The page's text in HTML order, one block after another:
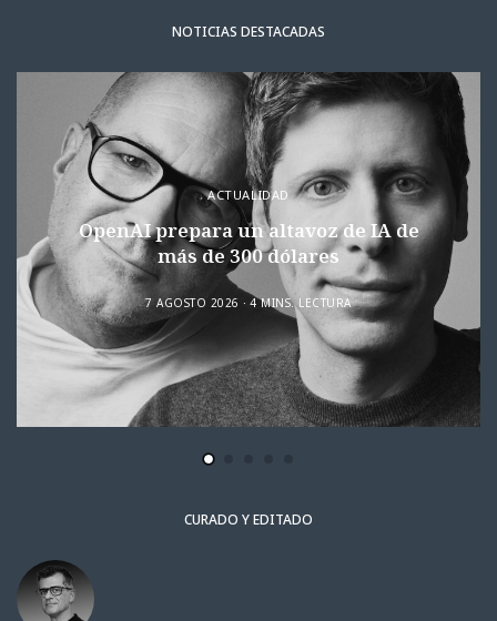
NOTICIAS DESTACADAS
ACTUALIDAD
OpenAI prepara un altavoz de IA de
más de 300 dólares
7 AGOSTO 2026 4 MINS. LECTURA
CURADO Y EDITADO